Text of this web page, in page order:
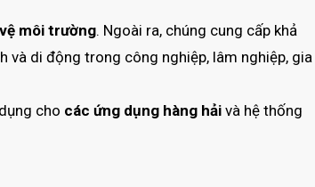
môi trường. Ngoài ra, chúng cung cấp khả
di động trong công nghiệp, lâm nghiệp, gia
cho các ứng dụng hàng hải và hệ thống